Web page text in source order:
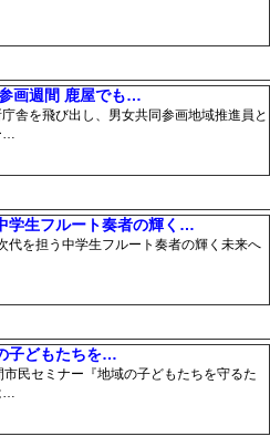
画週間 鹿屋でも…
舎を飛び出し、男女共同参画地域推進員と
…
学生フルート奏者の輝く…
代を担う中学生フルート奏者の輝く未来へ
子どもたちを…
民セミナー『地域の子どもたちを守るた
…